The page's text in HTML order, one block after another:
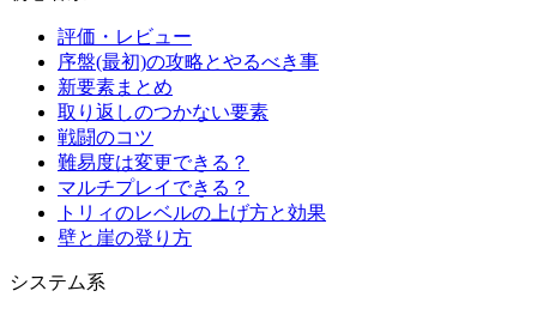
評価・レビュー
序盤(最初)の攻略とやるべき事
新要素まとめ
取り返しのつかない要素
戦闘のコツ
難易度は変更できる？
マルチプレイできる？
トリィのレベルの上げ方と効果
壁と崖の登り方
システム系